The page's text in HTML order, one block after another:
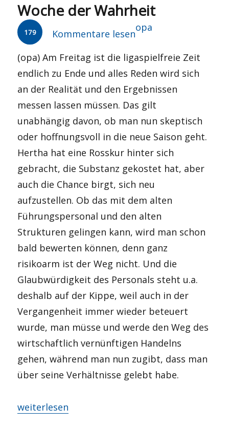
Woche der Wahrheit
179 Kommentare lesen
Autor
opa
(opa) Am Freitag ist die ligaspielfreie Zeit
endlich zu Ende und alles Reden wird sich
an der Realität und den Ergebnissen
messen lassen müssen. Das gilt
unabhängig davon, ob man nun skeptisch
oder hoffnungsvoll in die neue Saison geht.
Hertha hat eine Rosskur hinter sich
gebracht, die Substanz gekostet hat, aber
auch die Chance birgt, sich neu
aufzustellen. Ob das mit dem alten
Führungspersonal und den alten
Strukturen gelingen kann, wird man schon
bald bewerten können, denn ganz
risikoarm ist der Weg nicht. Und die
Glaubwürdigkeit des Personals steht u.a.
deshalb auf der Kippe, weil auch in der
Vergangenheit immer wieder beteuert
wurde, man müsse und werde den Weg des
wirtschaftlich vernünftigen Handelns
gehen, während man nun zugibt, dass man
über seine Verhältnisse gelebt habe.
„Woche der Wahrheit“
weiterlesen